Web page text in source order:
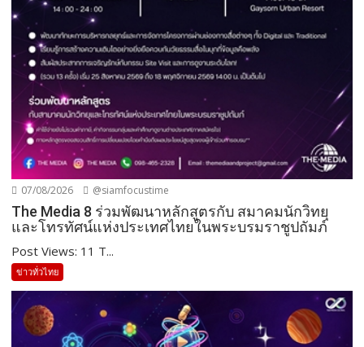
07/08/2026 @siamfocustime
The Media 8 ร่วมพัฒนาหลักสูตรกับ สมาคมนักวิทยุ
และโทรทัศน์แห่งประเทศไทยในพระบรมราชูปถัมภ์
Post Views: 11 T...
ข่าวทั่วไทย